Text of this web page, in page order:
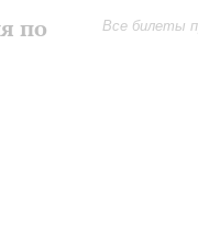
по
Все билеты